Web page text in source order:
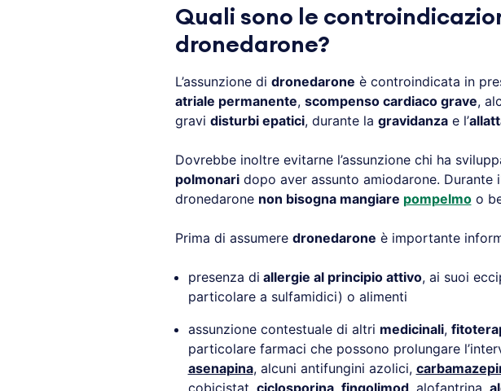
Quali sono le
dronedarone?
L’assunzione di dronedarone è controindicata in
atriale permanente, scompenso cardiaco grave,
gravi disturbi epatici, durante la gravidanzae l’
Dovrebbe inoltre evitarne l’assunzione chi ha
polmonaridopo aver assunto amiodarone. Durante
dronedarone non bisogna mangiare pompelmoo
Prima di assumere dronedarone è importante
presenza di allergie al principio attivo, ai suoi
particolare a sulfamidici) o alimenti
assunzione contestuale di altri medicinali,
particolare farmaci che possono prolungare
asenapina, alcuni antifungini azolici,
cobicistat, ciclosporina, fingolimod, alofantrina,